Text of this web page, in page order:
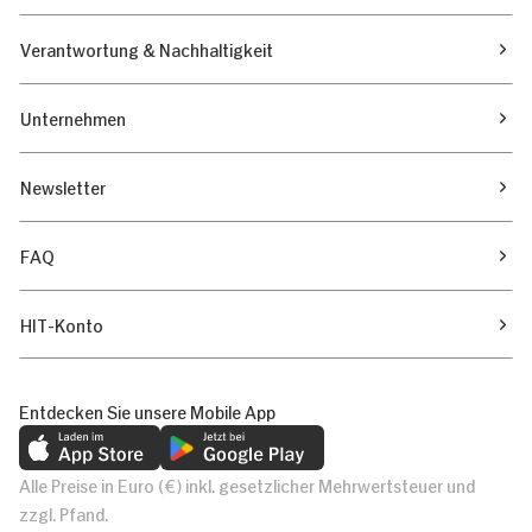
Verantwortung & Nachhaltigkeit
Unternehmen
Newsletter
FAQ
HIT-Konto
Entdecken Sie unsere Mobile App
Alle Preise in Euro (€) inkl. gesetzlicher Mehrwertsteuer und
zzgl. Pfand.